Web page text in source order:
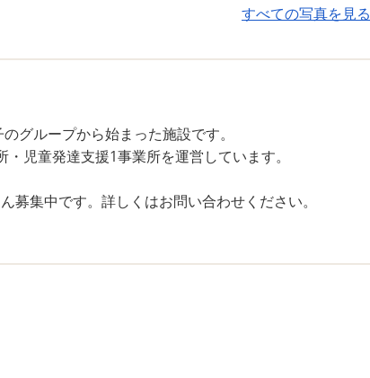
すべての写真を見る
グループから始まった施設です。
児童発達支援1事業所を運営しています。
募集中です。詳しくはお問い合わせください。